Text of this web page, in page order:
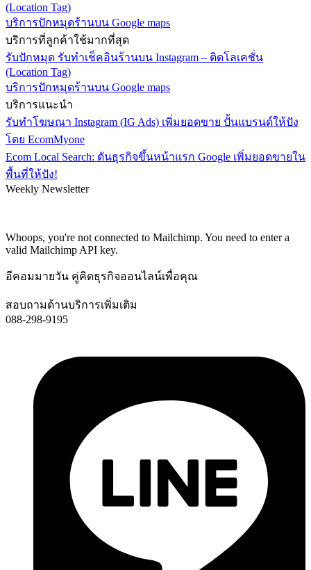
(Location Tag)
บริการปักหมุดร้านบน Google maps
บริการที่ลูกค้าใช้มากที่สุด
รับปักหมุด รับทำเช็คอินร้านบน Instagram – ติดโลเคชั่น
(Location Tag)
บริการปักหมุดร้านบน Google maps
บริการแนะนำ
รับทำโฆษณา Instagram (IG Ads) เพิ่มยอดขาย ปั้นแบรนด์ให้ปัง
โดย EcomMyone
Ecom Local Search: ดันธุรกิจขึ้นหน้าแรก Google เพิ่มยอดขายใน
พื้นที่ให้ปัง!
Weekly Newsletter
Whoops, you're not connected to Mailchimp. You need to enter a
valid Mailchimp API key.
อีคอมมายวัน คู่คิดธุรกิจออนไลน์เพื่อคุณ
สอบถามด้านบริการเพิ่มเติม
088-298-9195